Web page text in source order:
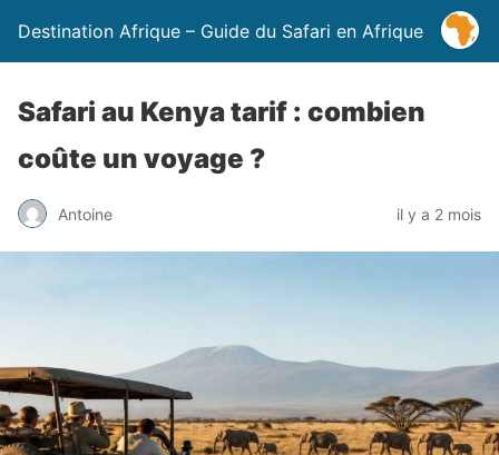
Destination Afrique – Guide du Safari en Afrique
Safari au Kenya tarif : combien
coûte un voyage ?
Antoine il y a 2 mois